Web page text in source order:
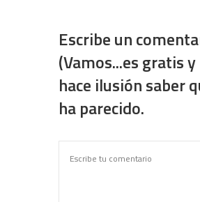
Escribe un
(Vamos...es gratis
hace ilusión saber
ha parecido.